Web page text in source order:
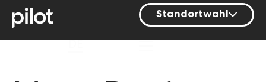
Standortwahl
Berlin